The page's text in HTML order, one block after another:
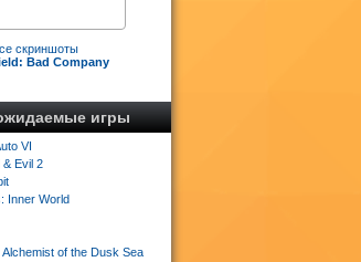
скриншоты
Bad Company
игры
VI
Evil 2
Inner World
Alchemist of the Dusk Sea